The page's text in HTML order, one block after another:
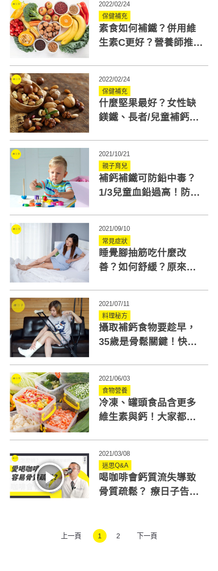
2022/02/24
保健補充
素食如何補鐵？併用維
生素C更好？營養師推5
2022/02/24
保健補充
什麼堅果最好？女性缺
鎂鐵、長者/兒童補鈣，
2021/10/21
親子育兒
補鈣補鐵可防鉛中毒？
1/3兒童血鉛過高！防重
2021/09/10
常見症狀
睡覺腳抽筋吃什麼改
善？如何舒緩？原來補
2021/07/11
料理秘方
攝取補鈣食物要趁早，
35歲是骨鬆關鍵！快試
2021/06/03
食物營養
冷凍、罐頭食品含更多
維生素與鈣！大家都不
2021/03/08
迷思Q&A
喝咖啡會鈣質流失導致
骨質疏鬆？ 療日子告訴
上一頁 1 2 下一頁